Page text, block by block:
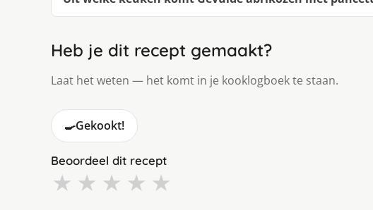
Heb je dit recept gemaakt?
Laat het weten — het komt in je kooklogboek te staan.
🍳Gekookt!
Beoordeel dit recept
★ ★ ★ ★ ★